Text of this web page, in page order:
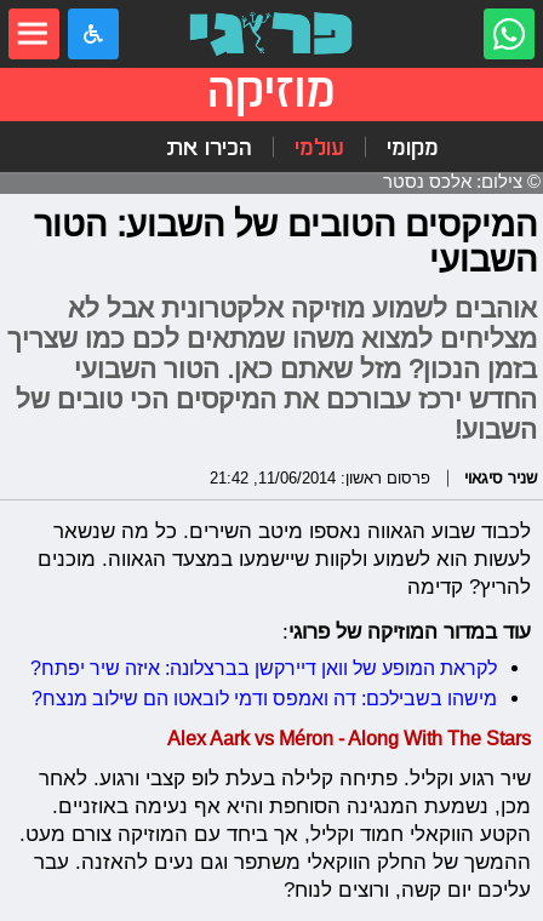
מוזיקה
מקומי עולמי הכירו את
© צילום: אלכס נסטר
המיקסים הטובים של השבוע: הטור
השבועי
אוהבים לשמוע מוזיקה אלקטרונית אבל לא
מצליחים למצוא משהו שמתאים לכם כמו שצריך
בזמן הנכון? מזל שאתם כאן. הטור השבועי
החדש ירכז עבורכם את המיקסים הכי טובים של
השבוע!
שניר סיגאוי פרסום ראשון: 11/06/2014, 21:42
לכבוד שבוע הגאווה נאספו מיטב השירים. כל מה שנשאר
לעשות הוא לשמוע ולקוות שיישמעו במצעד הגאווה. מוכנים
להריץ? קדימה
עוד במדור המוזיקה של פרוגי:
לקראת המופע של וואן דיירקשן בברצלונה: איזה שיר יפתח?
מישהו בשבילכם: דה ואמפס ודמי לובאטו הם שילוב מנצח?
Alex Aark vs Méron - Along With The Stars
שיר רגוע וקליל. פתיחה קלילה בעלת לופ קצבי ורגוע. לאחר
מכן, נשמעת המנגינה הסוחפת והיא אף נעימה באוזניים.
הקטע הווקאלי חמוד וקליל, אך ביחד עם המוזיקה צורם מעט.
ההמשך של החלק הווקאלי משתפר וגם נעים להאזנה. עבר
עליכם יום קשה, ורוצים לנוח?